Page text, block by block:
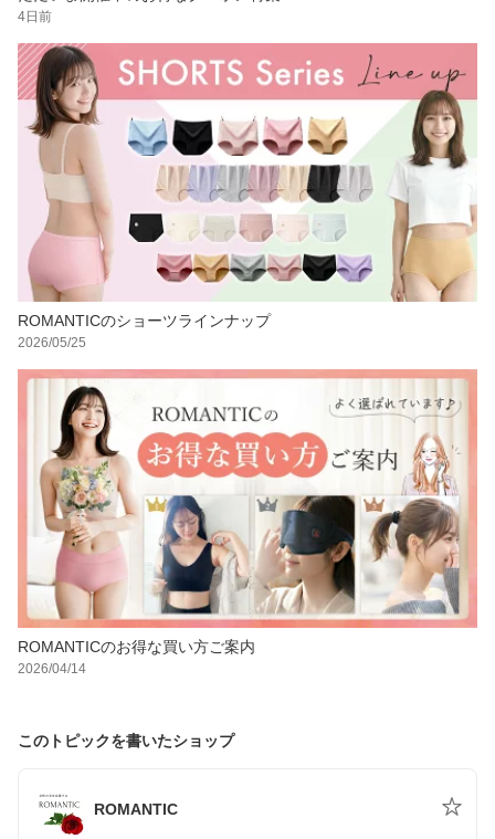
4日前
ROMANTICのショーツラインナップ
2026/05/25
ROMANTICのお得な買い方ご案内
2026/04/14
このトピックを書いたショップ
ROMANTIC